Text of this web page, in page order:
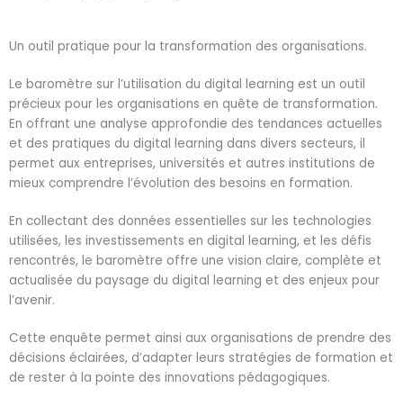
Un outil pratique pour la transformation des organisations.
Le baromètre sur l’utilisation du digital learning est un outil
précieux pour les organisations en quête de transformation.
En offrant une analyse approfondie des tendances actuelles
et des pratiques du digital learning dans divers secteurs, il
permet aux entreprises, universités et autres institutions de
mieux comprendre l’évolution des besoins en formation.
En collectant des données essentielles sur les technologies
utilisées, les investissements en digital learning, et les défis
rencontrés, le baromètre offre une vision claire, complète et
actualisée du paysage du digital learning et des enjeux pour
l’avenir.
Cette enquête permet ainsi aux organisations de prendre des
décisions éclairées, d’adapter leurs stratégies de formation et
de rester à la pointe des innovations pédagogiques.